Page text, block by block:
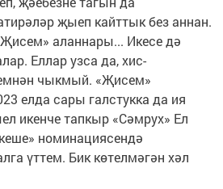
җыеп кайттык без аннан.
аланнары... Икесе дә
Еллар узса да, хис-
чыкмый. «Җисем»
елда сары галстукка да ия
икенче тапкыр «Сәмрух» Ел
номинациясендә
үттем. Бик көтелмәгән хәл